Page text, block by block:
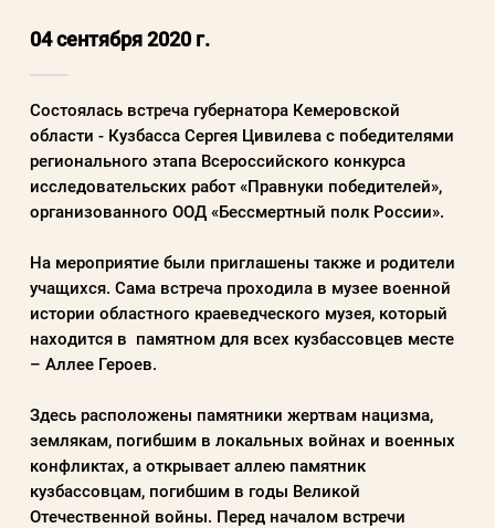
Логин (электронная почта)
Пароль
Заполняя данную форму вы соглашаетесь с
политикой конфиденциальности
сайта
ВОЙТИ
Регистрация Забыли пароль?
04 сентября 2020 г.
Состоялась встреча губернатора Кемеровской
области - Кузбасса Сергея Цивилева с победителями
регионального этапа Всероссийского конкурса
исследовательских работ «Правнуки победителей»,
организованного ООД «Бессмертный полк России».
На мероприятие были приглашены также и родители
учащихся. Сама встреча проходила в музее военной
истории областного краеведческого музея, который
находится в памятном для всех кузбассовцев месте
– Аллее Героев.
Здесь расположены памятники жертвам нацизма,
землякам, погибшим в локальных войнах и военных
конфликтах, а открывает аллею памятник
кузбассовцам, погибшим в годы Великой
Отечественной войны. Перед началом встречи